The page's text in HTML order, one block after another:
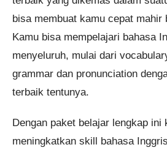
bisa membuat kamu cepat mahir
Kamu bisa mempelajari bahasa
menyeluruh, mulai dari
grammar dan pronunciation
terbaik tentunya.
Dengan paket belajar lengkap ini
meningkatkan skill bahasa